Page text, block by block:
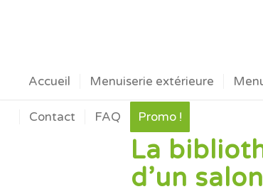
Accueil Menuiserie extérieure
Contact FAQ Promo !
La
d’un